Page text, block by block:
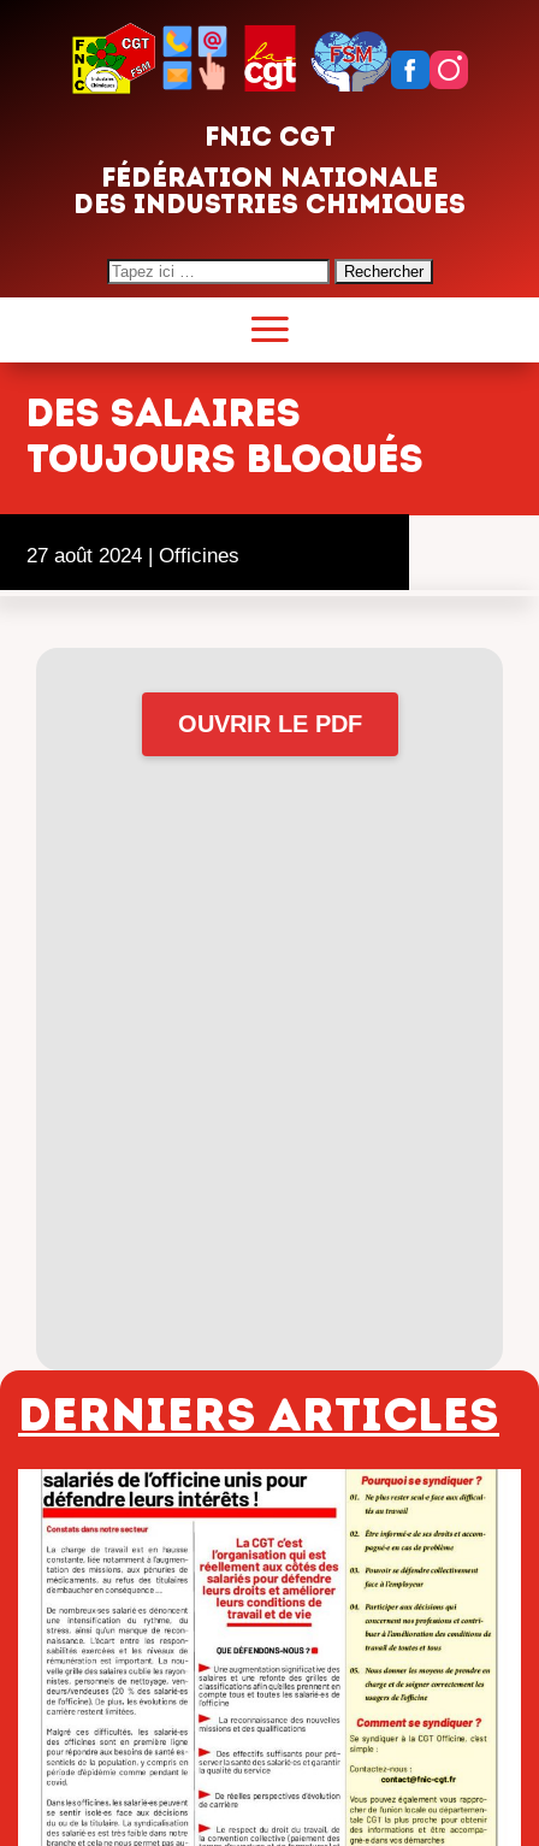
FNIC CGT
FÉDÉRATION NATIONALE
DES INDUSTRIES CHIMIQUES
Search
for:
Des salaires
toujours bloqués
27 août 2024 | Officines
OUVRIR LE PDF
Derniers articles